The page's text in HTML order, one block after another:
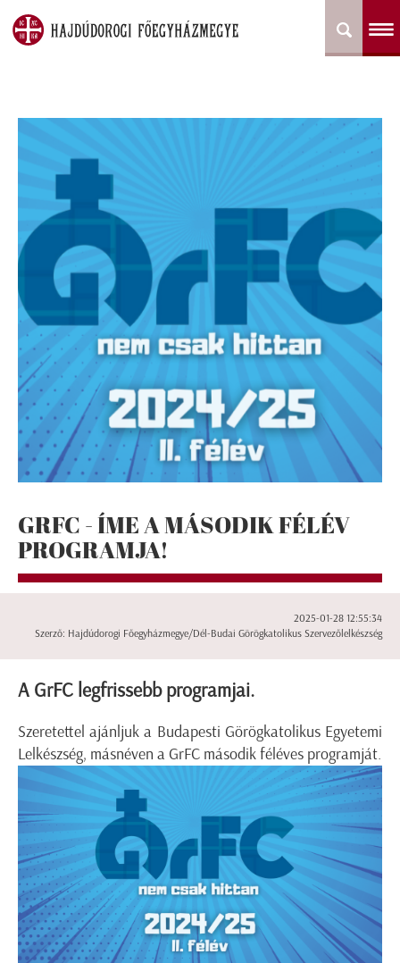
GRFC - ÍME A MÁSODIK FÉLÉV
PROGRAMJA!
2025-01-28 12:55:34
Szerző: Hajdúdorogi Főegyházmegye/Dél-Budai Görögkatolikus Szervezőlelkészség
A GrFC legfrissebb programjai.
Szeretettel ajánljuk a Budapesti Görögkatolikus Egyetemi
Lelkészség, másnéven a GrFC második féléves programját.